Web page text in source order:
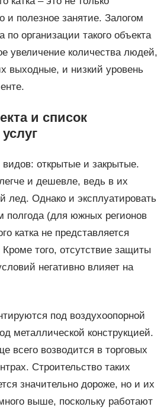
и полезное занятие. Залогом
по организации такого объекта
увеличение количества людей,
выходные, и низкий уровень
и список
открытые и закрытые.
и дешевле, ведь в их
лед. Однако и эксплуатировать
полгода (для южных регионов
катка не представляется
того, отсутствие защиты
негативно влияет на
под воздухоопорной
металлической конструкцией.
всего возводится в торговых
Строительство таких
значительно дороже, но и их
выше, поскольку работают